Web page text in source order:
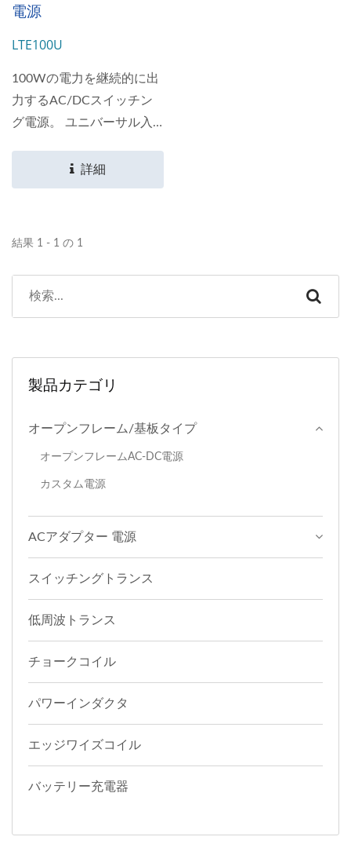
電源
LTE100U
100Wの電力を継続的に出
力するAC/DCスイッチン
グ電源。 ユニバーサル入
詳細
結果 1 - 1 の 1
製品カテゴリ
オープンフレーム/基板タイプ
オープンフレームAC-DC電源
カスタム電源
ACアダプター 電源
スイッチングトランス
低周波トランス
チョークコイル
パワーインダクタ
エッジワイズコイル
バッテリー充電器